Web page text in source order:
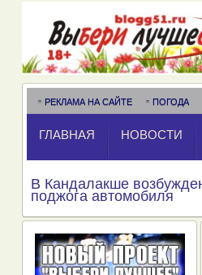
РЕКЛАМА НА САЙТЕ ПОГОДА
ГЛАВНАЯ НОВОСТИ
В Кандалакше
поджога автомобиля